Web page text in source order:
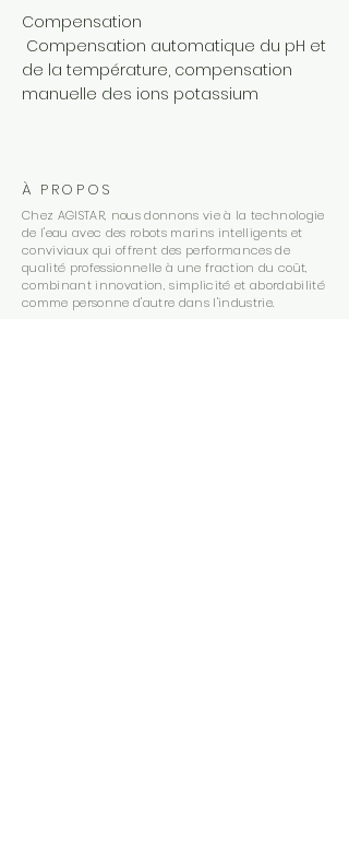
Compensation
Compensation automatique du pH et
de la température, compensation
manuelle des ions potassium
À PROPOS
Chez AGISTAR, nous donnons vie à la technologie
de l'eau avec des robots marins intelligents et
conviviaux qui offrent des performances de
qualité professionnelle à une fraction du coût,
combinant innovation, simplicité et abordabilité
comme personne d'autre dans l'industrie.